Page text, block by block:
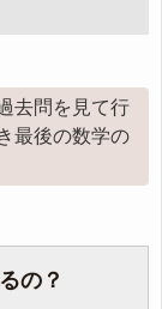
去問を見て行
最後の数学の
の？